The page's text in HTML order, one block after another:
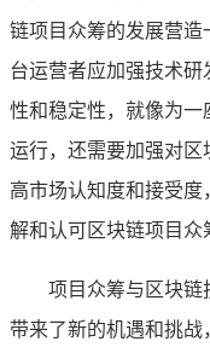
链项目众筹的发展营
台运营者应加强技术
性和稳定性，就像为
运行，还需要加强对
高市场认知度和接受
解和认可区块链项目众
项目众筹与区块链
带来了新的机遇和挑